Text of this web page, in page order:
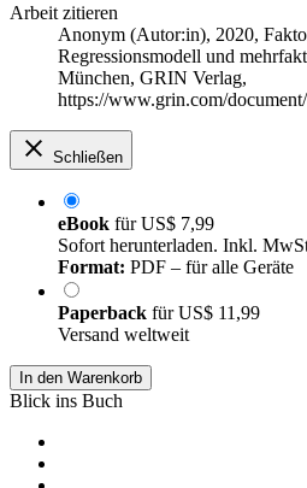
Arbeit zitieren
Anonym (Autor:in), 2020,
Regressionsmodell und
München, GRIN Verlag,
https://www.grin.com/
Schließen
eBook fürUS$ 7,99
Sofort herunterladen. Inkl.
Format: PDF – für alle Geräte
Paperback fürUS$ 11,99
Versand weltweit
In den Warenkorb
Blick ins Buch